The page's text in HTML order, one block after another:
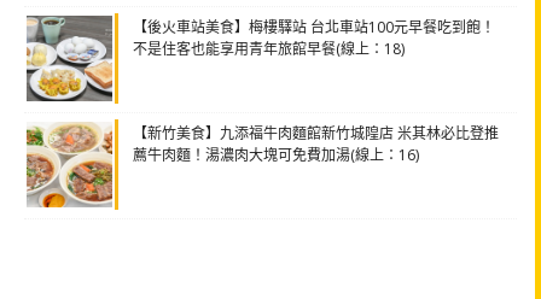
【後火車站美食】梅樓驛站 台北車站100元早餐吃到飽！
不是住客也能享用青年旅館早餐(線上：18)
【新竹美食】九添福牛肉麵館新竹城隍店 米其林必比登推
薦牛肉麵！湯濃肉大塊可免費加湯(線上：16)